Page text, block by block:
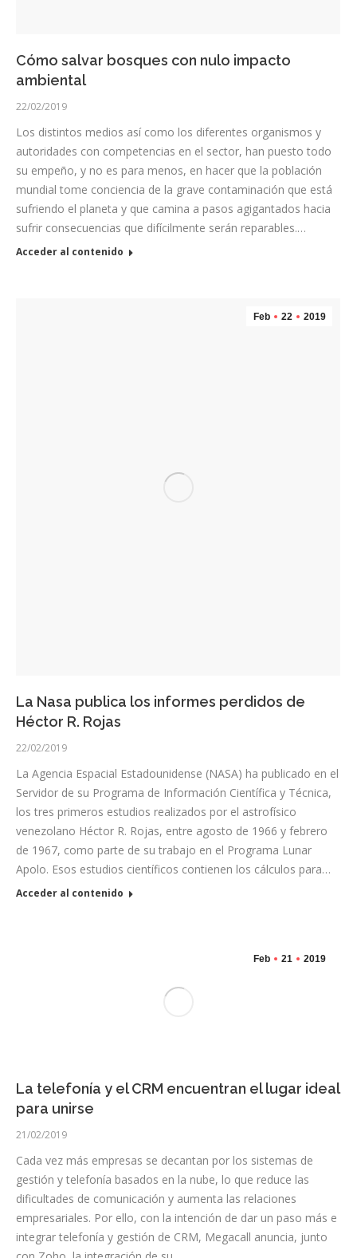
Cómo salvar bosques con nulo impacto
ambiental
22/02/2019
Los distintos medios así como los diferentes organismos y
autoridades con competencias en el sector, han puesto todo
su empeño, y no es para menos, en hacer que la población
mundial tome conciencia de la grave contaminación que está
sufriendo el planeta y que camina a pasos agigantados hacia
sufrir consecuencias que difícilmente serán reparables.…
Acceder al contenido
Feb 22 2019
La Nasa publica los informes perdidos de
Héctor R. Rojas
22/02/2019
La Agencia Espacial Estadounidense (NASA) ha publicado en el
Servidor de su Programa de Información Científica y Técnica,
los tres primeros estudios realizados por el astrofísico
venezolano Héctor R. Rojas, entre agosto de 1966 y febrero
de 1967, como parte de su trabajo en el Programa Lunar
Apolo. Esos estudios científicos contienen los cálculos para…
Acceder al contenido
Feb 21 2019
La telefonía y el CRM encuentran el lugar ideal
para unirse
21/02/2019
Cada vez más empresas se decantan por los sistemas de
gestión y telefonía basados en la nube, lo que reduce las
dificultades de comunicación y aumenta las relaciones
empresariales. Por ello, con la intención de dar un paso más e
integrar telefonía y gestión de CRM, Megacall anuncia, junto